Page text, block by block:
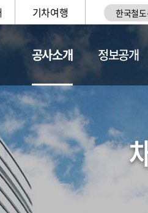
기차여행 한국철
공사소개
일반현황
정보공개